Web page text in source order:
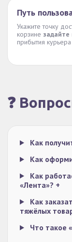
Путь
Укажите точку
корзине задайте
прибытия
❓
Как
Как
Как
«Лента»? +
Как
тяжёлых
Что такое